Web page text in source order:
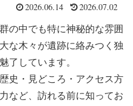
2026.06.14 2026.07.02
の中でも特に神秘的な雰囲
な木々が遺跡に絡みつく独
了しています。
史・見どころ・アクセス方
など、訪れる前に知ってお